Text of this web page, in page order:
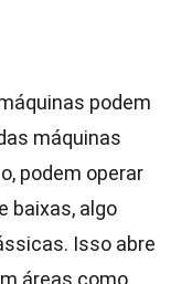
podem
máquinas
podem operar
baixas, algo
Isso abre
áreas como